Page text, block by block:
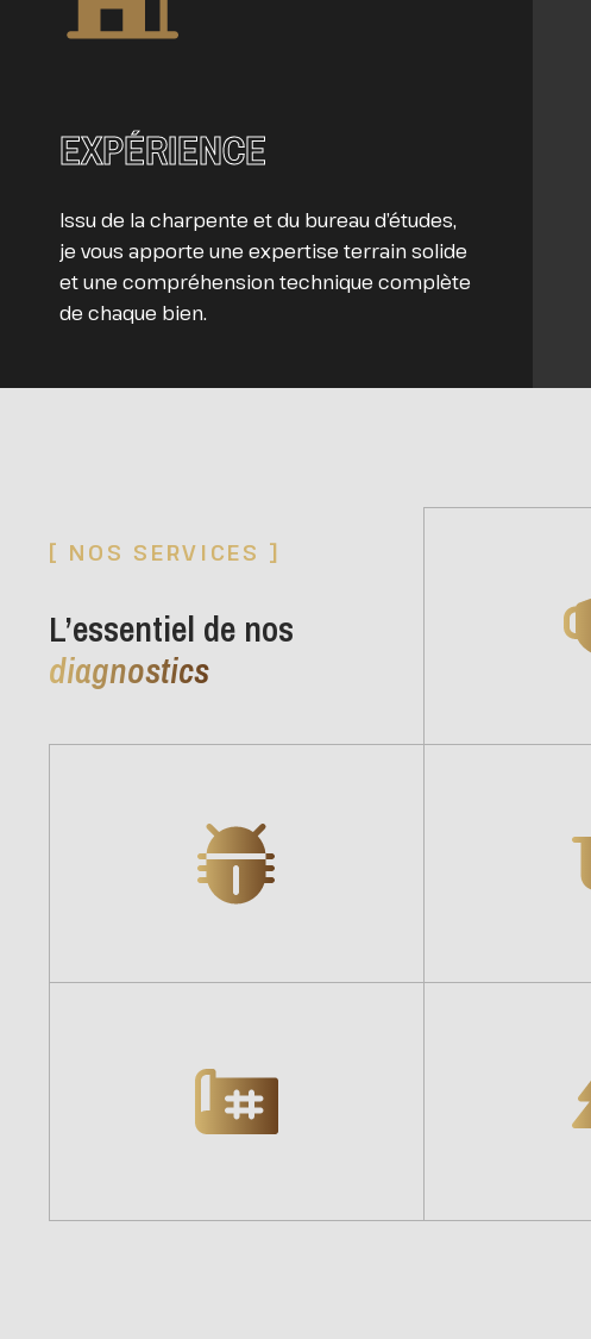
EXPÉRIENCE
Issu de la charpente et du bureau d’études,
je vous apporte une expertise terrain solide
et une compréhension technique complète
de chaque bien.
[ NOS SERVICES ]
L’essentiel de nos
diagnostics